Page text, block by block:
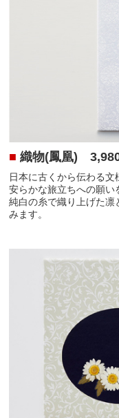
■ 織物(鳳凰)
日本に古くから伝わる文
安らかな旅立ちへの願い
純白の糸で織り上げた凛
みます。